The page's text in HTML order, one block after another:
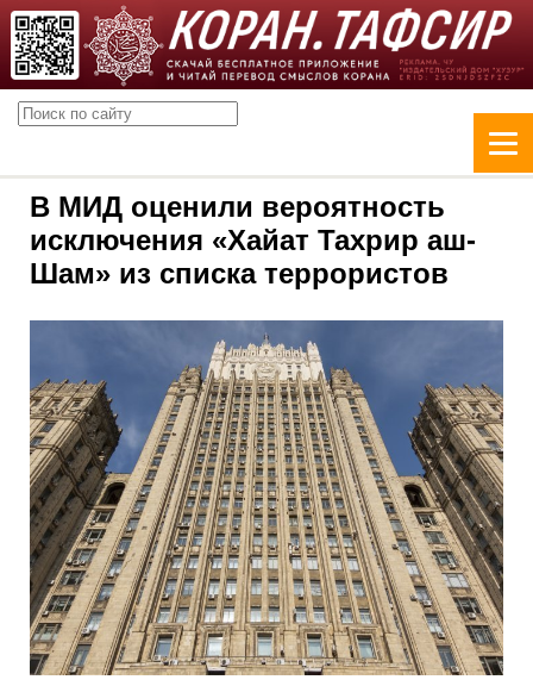
В МИД оценили вероятность
исключения «Хайат Тахрир аш-
Шам» из списка террористов